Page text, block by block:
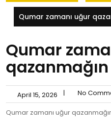
Qumar zamanı uğur
Qumar
April 15, 2026 | No
Qumar zamanı uğur